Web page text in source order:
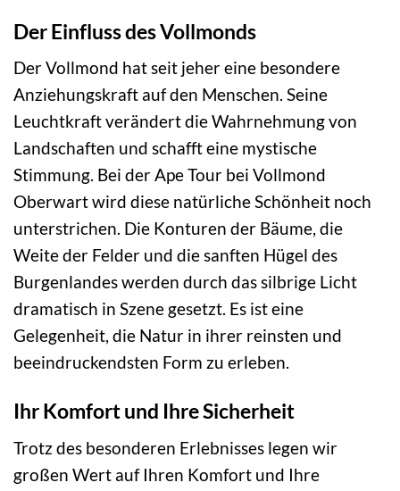
Der Einfluss des Vollmonds
Der Vollmond hat seit jeher eine besondere
Anziehungskraft auf den Menschen. Seine
Leuchtkraft verändert die Wahrnehmung von
Landschaften und schafft eine mystische
Stimmung. Bei der Ape Tour bei Vollmond
Oberwart wird diese natürliche Schönheit noch
unterstrichen. Die Konturen der Bäume, die
Weite der Felder und die sanften Hügel des
Burgenlandes werden durch das silbrige Licht
dramatisch in Szene gesetzt. Es ist eine
Gelegenheit, die Natur in ihrer reinsten und
beeindruckendsten Form zu erleben.
Ihr Komfort und Ihre Sicherheit
Trotz des besonderen Erlebnisses legen wir
großen Wert auf Ihren Komfort und Ihre